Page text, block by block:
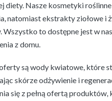
diety. Nasze kosmetyki
natomiast ekstrakty ziołowe
to dostępne jest w
z domu.
są wody kwiatowe, które
skórze odżywienie i
się z pełną ofertą